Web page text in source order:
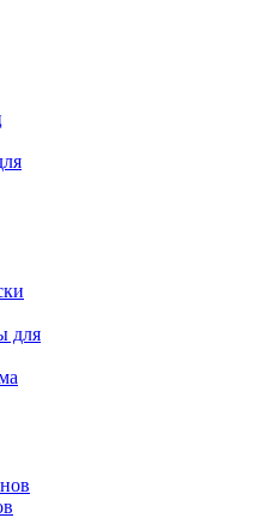
для